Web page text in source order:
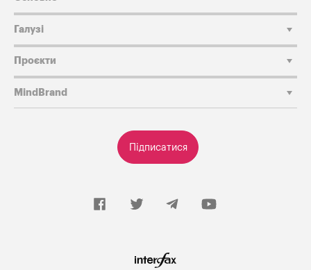
Підписатися
Галузі
Проєкти
MindBrand